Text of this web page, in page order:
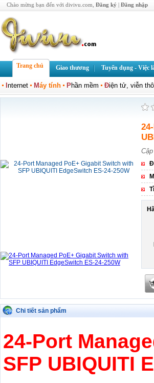
Chào mừng bạn đến với divivu.com, Đăng ký | Đăng nhập
Trang chủ Giao thương Tuyển dụng - Việc
nternet Máy tính Phần mềm Điện tử, viễn
Chi tiết sản phẩm
24-Port
SFP UBIQUITI